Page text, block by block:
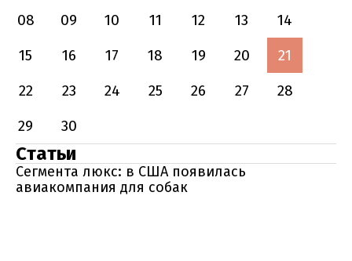
08
09 10 11 12 13
14
15
16 17 18 19 20
21
22
23 24 25 26 27
28
29
30
Статьи
Сегмента люкс: в США появилась
авиакомпания для собак